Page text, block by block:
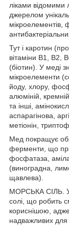
ліками відомими
джерелом
мікроелементів,
Тут і каротин
вітаміни B1, B2,
(біотин). У меді
мікроелементи
йоду, хлору,
алюміній,
та інші,
аспарагінова,
метіонін,
Мед покращує
ферменти, що
фосфатаза,
(виноградна,
щавлева).
МОРСЬКА СІЛЬ. У
солі, що робить
кориснішою,
надважливих для